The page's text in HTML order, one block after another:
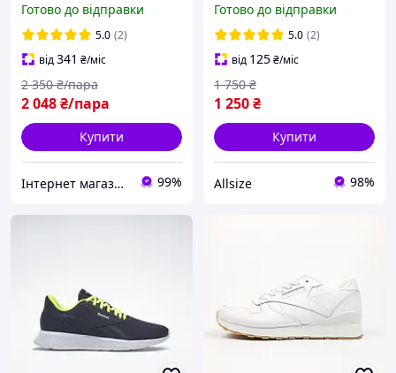
Готово до відправки
5.0 (2)
від341 ₴/міс
2 048₴/пара
2 350 ₴/пара
Купити
Інтернет магазин одягу та взуття " Rare " 99%
комфортна модель у
чорному кольорі
Готово до відправки
5.0 (2)
від 125₴/міс
1 250₴
1 750 ₴
Купити
Allsize 98%